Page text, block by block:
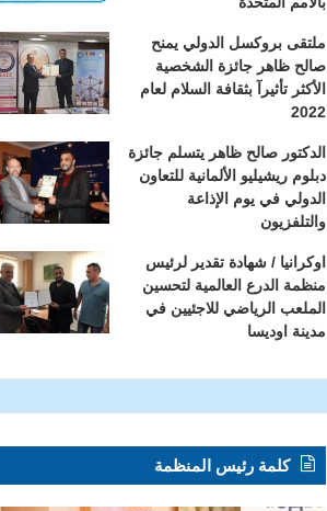
ملتقى بروكسل الدولي يمنح
صالح ظاهر جائزة الشخصية
الأكثر تأثيرآ بثقافة السلام لعام
2022
الدكتور صالح ظاهر يتسلم جائزة
دبلوم ريشيليو الألمانية للتعاون
الدولي في يوم الإذاعة
والتلفزيون
اوكرانيا / شهادة تقدير لرئيس
منظمة الدرع العالمية لتحسين
الملعب الرياضي للاجئيين في
مدينة اوديسا
كلمة رئيس المنظمة